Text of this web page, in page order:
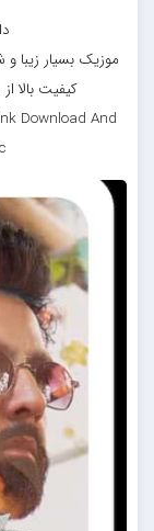
موزیک بسیار زیبا و
کیفیت بالا
Download And